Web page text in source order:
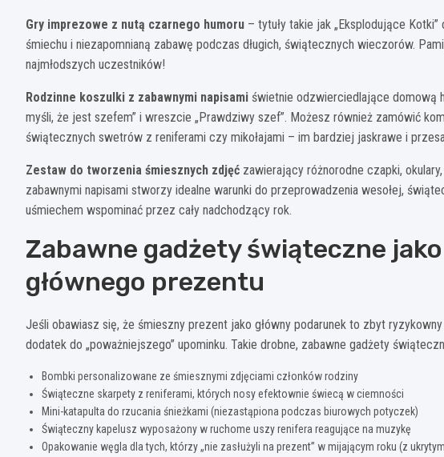
Gry imprezowe z nutą czarnego humoru – tytuły takie jak „Eksplodujące
śmiechu i niezapomnianą zabawę podczas długich, świątecznych wieczorów.
najmłodszych uczestników!
Rodzinne koszulki z zabawnymi napisami świetnie odzwierciedlające domową
myśli, że jest szefem” i wreszcie „Prawdziwy szef”. Możesz również zamówić
świątecznych swetrów z reniferami czy mikołajami – im bardziej jaskrawe i
Zestaw do tworzenia śmiesznych zdjęć zawierający różnorodne czapki,
zabawnymi napisami stworzy idealne warunki do przeprowadzenia wesołej,
uśmiechem wspominać przez cały nadchodzący rok.
Zabawne gadżety świąteczne
głównego prezentu
Jeśli obawiasz się, że śmieszny prezent jako główny podarunek to zbyt
dodatek do „poważniejszego” upominku. Takie drobne, zabawne gadżety
Bombki personalizowane ze śmiesznymi zdjęciami członków rodziny
Świąteczne skarpety z reniferami, których nosy efektownie świecą w ciemności
Mini-katapulta do rzucania śnieżkami (niezastąpiona podczas biurowych potyczek)
Świąteczny kapelusz wyposażony w ruchome uszy renifera reagujące na muzykę
Opakowanie węgla dla tych, którzy „nie zasłużyli na prezent” w mijającym roku (z